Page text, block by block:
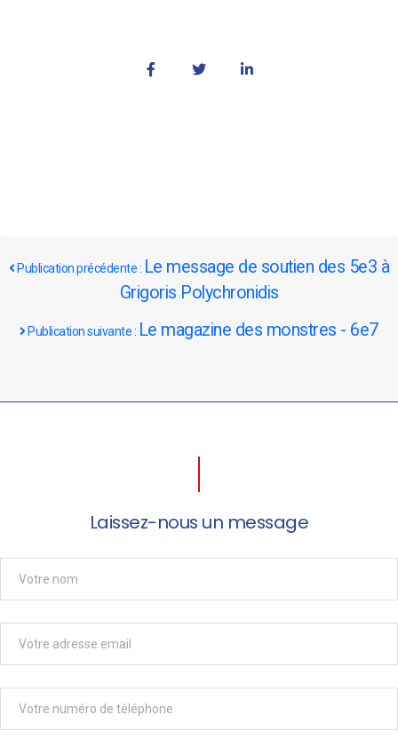
Publication précédente : Le message de soutien des 5e3 à
Grigoris Polychronidis
Publication suivante : Le magazine des monstres - 6e7
Laissez-nous un message